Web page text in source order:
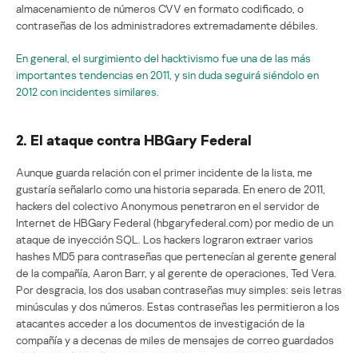
almacenamiento de números CVV en formato codificado, o
contraseñas de los administradores extremadamente débiles.
En general, el surgimiento del hacktivismo fue una de las más
importantes tendencias en 2011, y sin duda seguirá siéndolo en
2012 con incidentes similares.
2. El ataque contra HBGary Federal
Aunque guarda relación con el primer incidente de la lista, me
gustaría señalarlo como una historia separada. En enero de 2011,
hackers del colectivo Anonymous penetraron en el servidor de
Internet de HBGary Federal (hbgaryfederal.com) por medio de un
ataque de inyección SQL. Los hackers lograron extraer varios
hashes MD5 para contraseñas que pertenecían al gerente general
de la compañía, Aaron Barr, y al gerente de operaciones, Ted Vera.
Por desgracia, los dos usaban contraseñas muy simples: seis letras
minúsculas y dos números. Estas contraseñas les permitieron a los
atacantes acceder a los documentos de investigación de la
compañía y a decenas de miles de mensajes de correo guardados